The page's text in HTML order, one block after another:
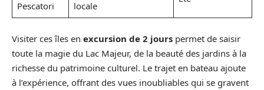
Pescatori
locale
Visiter ces îles en excursion de 2 jours permet de saisir
toute la magie du Lac Majeur, de la beauté des jardins à la
richesse du patrimoine culturel. Le trajet en bateau ajoute
à l’expérience, offrant des vues inoubliables qui se gravent